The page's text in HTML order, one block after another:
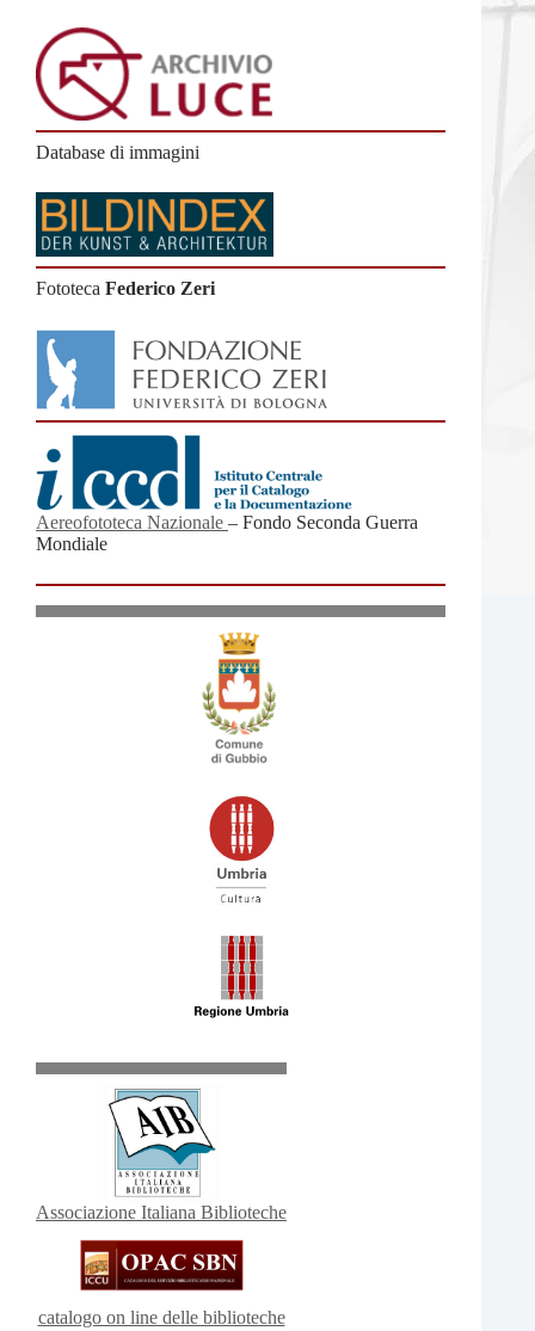
Database di immagini
Fototeca Federico Zeri
Aereofototeca Nazionale – Fondo Seconda Guerra
Mondiale
Associazione Italiana Biblioteche
catalogo on line delle biblioteche